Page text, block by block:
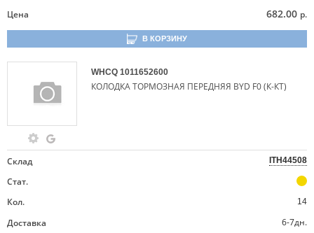
Цена
682.00 р.
В КОРЗИНУ
WHCQ 1011652600
КОЛОДКА ТОРМОЗНАЯ ПЕРЕДНЯЯ BYD F0 (К-КТ)
Склад ITH44508
Стат.
Кол.
14
Доставка
6-7дн.